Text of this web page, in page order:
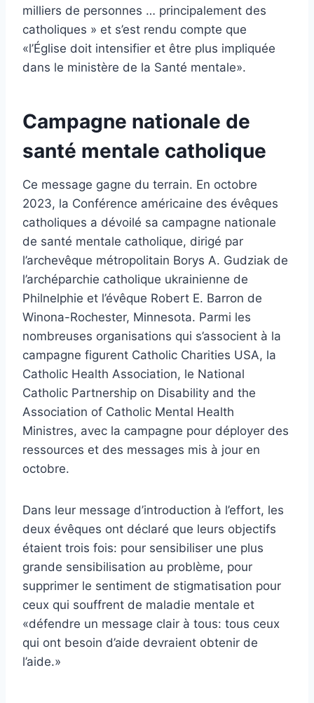
milliers de personnes … principalement des
catholiques » et s’est rendu compte que
«l’Église doit intensifier et être plus impliquée
dans le ministère de la Santé mentale».
Campagne nationale de
santé mentale catholique
Ce message gagne du terrain. En octobre
2023, la Conférence américaine des évêques
catholiques a dévoilé sa campagne nationale
de santé mentale catholique, dirigé par
l’archevêque métropolitain Borys A. Gudziak de
l’archéparchie catholique ukrainienne de
Philnelphie et l’évêque Robert E. Barron de
Winona-Rochester, Minnesota. Parmi les
nombreuses organisations qui s’associent à la
campagne figurent Catholic Charities USA, la
Catholic Health Association, le National
Catholic Partnership on Disability and the
Association of Catholic Mental Health
Ministres, avec la campagne pour déployer des
ressources et des messages mis à jour en
octobre.
Dans leur message d’introduction à l’effort, les
deux évêques ont déclaré que leurs objectifs
étaient trois fois: pour sensibiliser une plus
grande sensibilisation au problème, pour
supprimer le sentiment de stigmatisation pour
ceux qui souffrent de maladie mentale et
«défendre un message clair à tous: tous ceux
qui ont besoin d’aide devraient obtenir de
l’aide.»